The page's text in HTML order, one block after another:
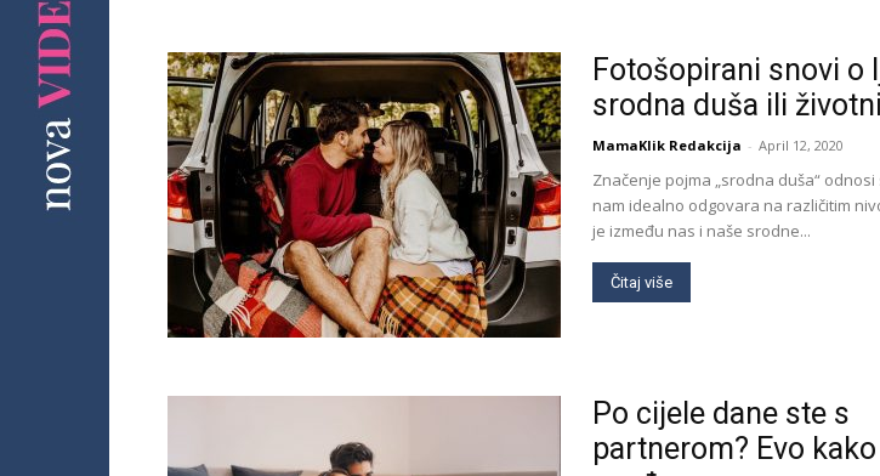
Fotošopirani snovi o
srodna duša ili
MamaKlik Redakcija - April 12, 2020
Značenje pojma „srodna duša“
nam idealno odgovara na različitim
je između nas i naše srodne...
Čitaj više
Po cijele dane ste s
partnerom? Evo